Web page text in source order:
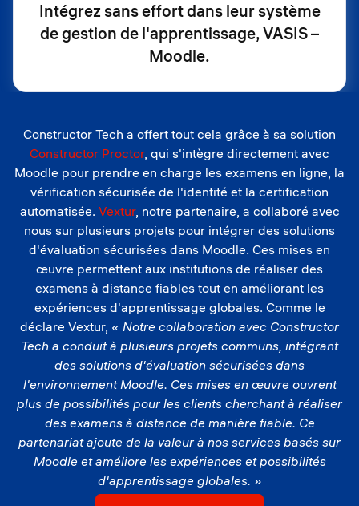
Intégrez sans effort dans leur système
de gestion de l'apprentissage, VASIS –
Moodle.
Constructor Tech a offert tout cela grâce à sa solution
Constructor Proctor, qui s'intègre directement avec
Moodle pour prendre en charge les examens en ligne, la
vérification sécurisée de l'identité et la certification
automatisée. Vextur, notre partenaire, a collaboré avec
nous sur plusieurs projets pour intégrer des solutions
d'évaluation sécurisées dans Moodle. Ces mises en
œuvre permettent aux institutions de réaliser des
examens à distance fiables tout en améliorant les
expériences d'apprentissage globales. Comme le
déclare Vextur, « Notre collaboration avec Constructor
Tech a conduit à plusieurs projets communs, intégrant
des solutions d'évaluation sécurisées dans
l'environnement Moodle. Ces mises en œuvre ouvrent
plus de possibilités pour les clients cherchant à réaliser
des examens à distance de manière fiable. Ce
partenariat ajoute de la valeur à nos services basés sur
Moodle et améliore les expériences et possibilités
d'apprentissage globales. »